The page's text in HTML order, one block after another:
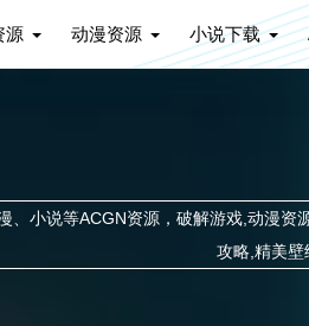
源 动漫资源 小说下载
、小说等ACGN资源，破解游戏,动漫
攻略,精美壁